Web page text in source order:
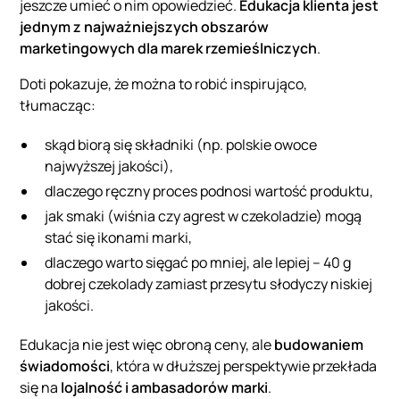
jeszcze umieć o nim opowiedzieć. Edukacjaklienta jest
jednym z najważniejszych obszarów
marketingowych dla marek rzemieślniczych.
Doti pokazuje, że można to robić inspirująco,
tłumacząc:
skąd biorą się składniki (np. polskie owoce
najwyższej jakości),
dlaczego ręczny proces podnosi wartość produktu,
jak smaki (wiśnia czy agrest w czekoladzie) mogą
stać się ikonami marki,
dlaczego warto sięgać po mniej, ale lepiej – 40 g
dobrej czekolady zamiast przesytu słodyczy niskiej
jakości.
Edukacja nie jest więc obroną ceny, alebudowaniem
świadomości, która w dłuższej perspektywie przekłada
się na lojalność i ambasadorów marki.